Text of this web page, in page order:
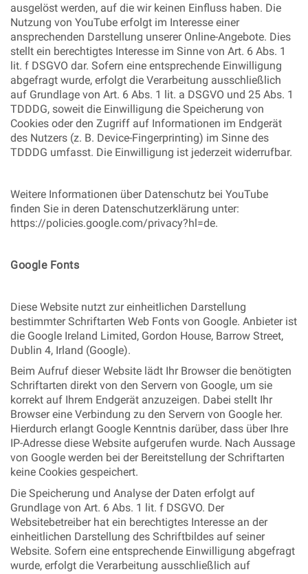
ausgelöst werden, auf die wir keinen Einfluss haben. Die
Nutzung von YouTube erfolgt im Interesse einer
ansprechenden Darstellung unserer Online-Angebote. Dies
stellt ein berechtigtes Interesse im Sinne von Art. 6 Abs. 1
lit. f DSGVO dar. Sofern eine entsprechende Einwilligung
abgefragt wurde, erfolgt die Verarbeitung ausschließlich
auf Grundlage von Art. 6 Abs. 1 lit. a DSGVO und 25 Abs. 1
TDDDG, soweit die Einwilligung die Speicherung von
Cookies oder den Zugriff auf Informationen im Endgerät
des Nutzers (z. B. Device-Fingerprinting) im Sinne des
TDDDG umfasst. Die Einwilligung ist jederzeit widerrufbar.
Weitere Informationen über Datenschutz bei YouTube
finden Sie in deren Datenschutzerklärung unter:
https://policies.google.com/privacy?hl=de.
Google Fonts
Diese Website nutzt zur einheitlichen Darstellung
bestimmter Schriftarten Web Fonts von Google. Anbieter ist
die Google Ireland Limited, Gordon House, Barrow Street,
Dublin 4, Irland (Google).
Beim Aufruf dieser Website lädt Ihr Browser die benötigten
Schriftarten direkt von den Servern von Google, um sie
korrekt auf Ihrem Endgerät anzuzeigen. Dabei stellt Ihr
Browser eine Verbindung zu den Servern von Google her.
Hierdurch erlangt Google Kenntnis darüber, dass über Ihre
IP-Adresse diese Website aufgerufen wurde. Nach Aussage
von Google werden bei der Bereitstellung der Schriftarten
keine Cookies gespeichert.
Die Speicherung und Analyse der Daten erfolgt auf
Grundlage von Art. 6 Abs. 1 lit. f DSGVO. Der
Websitebetreiber hat ein berechtigtes Interesse an der
einheitlichen Darstellung des Schriftbildes auf seiner
Website. Sofern eine entsprechende Einwilligung abgefragt
wurde, erfolgt die Verarbeitung ausschließlich auf